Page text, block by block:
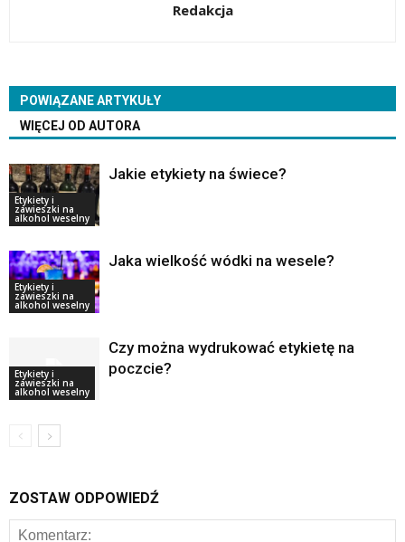
Redakcja
POWIĄZANE ARTYKUŁY
WIĘCEJ OD AUTORA
Etykiety i
zawieszki na
alkohol weselny
Jakie etykiety na świece?
Etykiety i
zawieszki na
alkohol weselny
Jaka wielkość wódki na wesele?
Etykiety i
zawieszki na
alkohol weselny
Czy można wydrukować etykietę na
poczcie?
ZOSTAW ODPOWIEDŹ